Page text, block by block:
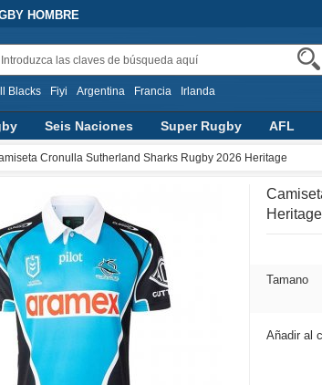
HOMBRE
Blacks Fiyi Argentina Francia Irlanda
Seis Naciones Super Rugby AFL
RLWC 2017 Top 14
Cronulla Sutherland Sharks Rugby 2026 Heritage
Heritage
Tamano
Añadir al